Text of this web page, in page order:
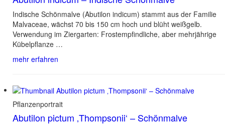
Indische Schönmalve (Abutilon indicum) stammt aus der Familie
Malvaceae, wächst 70 bis 150 cm hoch und blüht weißgelb.
Verwendung im Ziergarten: Frostempfindliche, aber mehrjährige
Kübelpflanze …
mehr erfahren
Pflanzenportrait
Abutilon pictum ‚Thompsonii‘ – Schönmalve